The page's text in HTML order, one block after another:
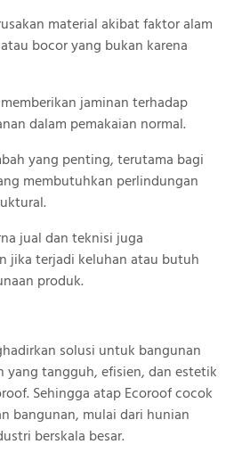
material akibat faktor alam
bocor yang bukan karena
jaminan terhadap
dalam pemakaian normal.
yang penting, terutama bagi
membutuhkan perlindungan
jual dan teknisi juga
jika terjadi keluhan atau butuh
produk.
solusi untuk bangunan
yang tangguh, efisien, dan estetik
Sehingga atap Ecoroof cocok
bangunan, mulai dari hunian
berskala besar.